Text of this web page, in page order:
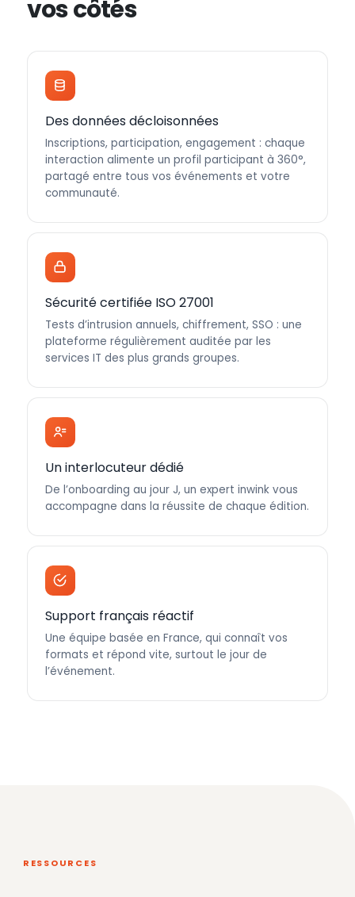
vos côtés
Des données décloisonnées
Inscriptions, participation, engagement : chaque
interaction alimente un profil participant à 360°,
partagé entre tous vos événements et votre
communauté.
Sécurité certifiée ISO 27001
Tests d’intrusion annuels, chiffrement, SSO : une
plateforme régulièrement auditée par les
services IT des plus grands groupes.
Un interlocuteur dédié
De l’onboarding au jour J, un expert inwink vous
accompagne dans la réussite de chaque édition.
Support français réactif
Une équipe basée en France, qui connaît vos
formats et répond vite, surtout le jour de
l’événement.
RESSOURCES